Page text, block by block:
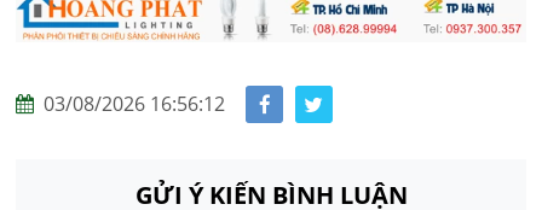
03/08/2026 16:56:12
GỬI Ý KIẾN BÌNH LUẬN